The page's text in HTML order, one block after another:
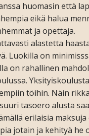
huomasin että
eikä halua
ja opettaja.
alastetta
Luokilla on
on rahallinen
töihin. Näin
tasoero alusta
erilaisia
jotain ja kehityä